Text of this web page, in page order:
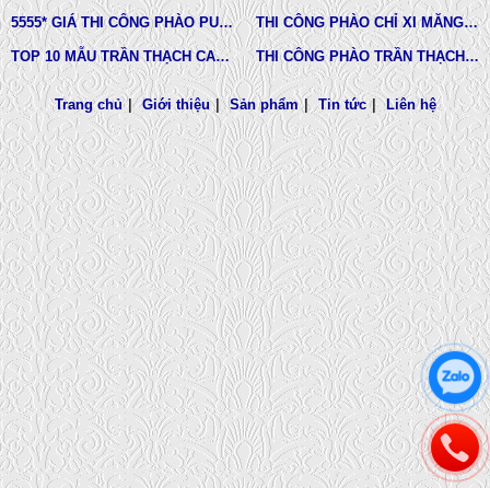
5555* GIÁ THI CÔNG PHÀO PU TƯỜNG NHÀ MỚI NHẤT THI CÔNG PHÀO CHỈ XI MĂNG NHÀ PHỐ, BIỆT THƯ, LÂU ĐÀI DINH THỰ
TOP 10 MẪU TRẦN THẠCH CAO CHUNG CƯ ĐẸP NHẤT THI CÔNG PHÀO TRẦN THẠCH CAO VĨNH TƯỜNG GIÁ RẺ
Trang chủ | Giới thiệu | Sản phẩm | Tin tức | Liên hệ